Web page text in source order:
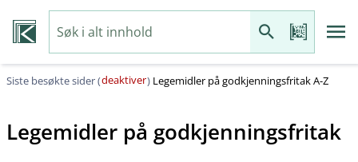
Siste besøkte sider (deaktiver) Legemidler på godkjenningsfritak A-Z
Legemidler på godkjenningsfritak